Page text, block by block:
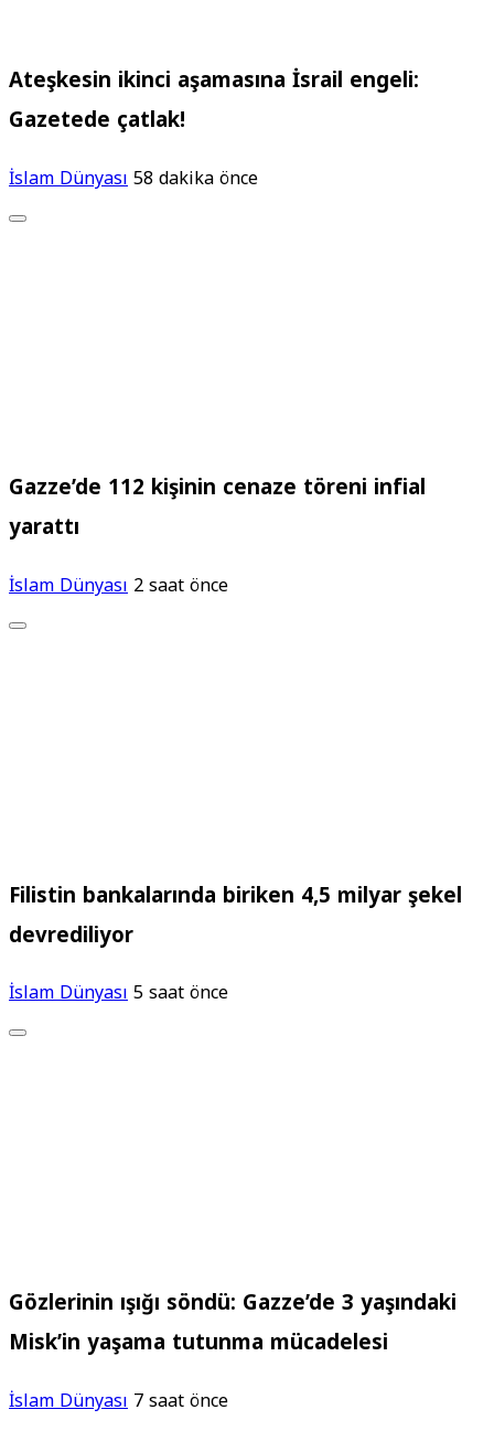
Ateşkesin ikinci aşamasına İsrail engeli:
Gazetede çatlak!
İslam Dünyası58 dakika önce
Gazze’de 112 kişinin cenaze töreni infial
yarattı
İslam Dünyası2 saat önce
Filistin bankalarında biriken 4,5 milyar şekel
devrediliyor
İslam Dünyası5 saat önce
Gözlerinin ışığı söndü: Gazze’de 3 yaşındaki
Misk’in yaşama tutunma mücadelesi
İslam Dünyası7 saat önce